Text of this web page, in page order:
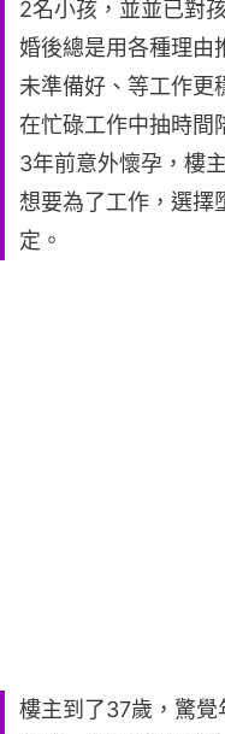
2名小孩，並並已對
婚後總是用各種理由
未準備好、等工作更
在忙碌工作中抽時間
3年前意外懷孕，樓
想要為了工作，選擇
定。
樓主到了37歲，驚